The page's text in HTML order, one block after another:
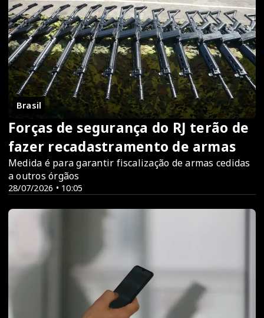
Brasil
28/07/2026 • 10:05
Forças de segurança do RJ terão de
fazer recadastramento de armas
Medida é para garantir fiscalização de armas cedidas
a outros órgãos